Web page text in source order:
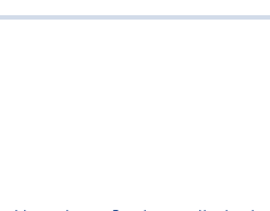
transferência